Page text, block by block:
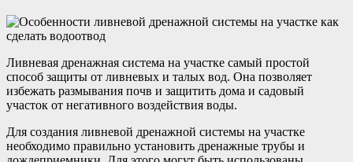
Ливневая дренажная система на участке самый простой
способ защиты от ливневых и талых вод. Она позволяет
избежать размывания почв и защитить дома и садовый
участок от негативного воздействия воды.
Для создания ливневой дренажной системы на участке
необходимо правильно установить дренажные трубы и